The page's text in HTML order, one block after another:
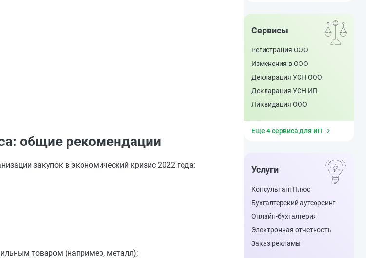
общие рекомендации
закупок в экономический кризис 2022 года:
товаром (например, металл);
Сервисы
Регистрация ООО
Изменения в ООО
Декларация УСН ООО
Декларация УСН ИП
Ликвидация ООО
Еще 4 сервиса для ИП
Услуги
КонсультантПлюс
Бухгалтерский аутсорсинг
Онлайн-бухгалтерия
Электронная отчетность
Заказ рекламы